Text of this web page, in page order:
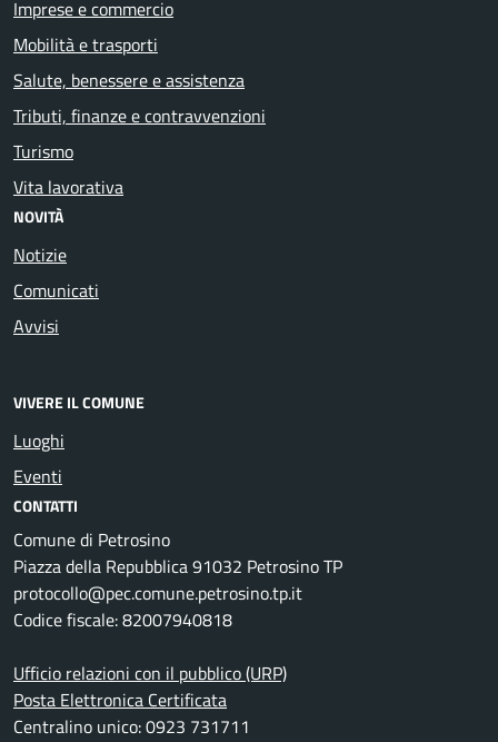
Imprese e commercio
Mobilità e trasporti
Salute, benessere e assistenza
Tributi, finanze e contravvenzioni
Turismo
Vita lavorativa
NOVITÀ
Notizie
Comunicati
Avvisi
VIVERE IL COMUNE
Luoghi
Eventi
CONTATTI
Comune di Petrosino
Piazza della Repubblica 91032 Petrosino TP
protocollo@pec.comune.petrosino.tp.it
Codice fiscale: 82007940818
Ufficio relazioni con il pubblico (URP)
Posta Elettronica Certificata
Centralino unico: 0923 731711